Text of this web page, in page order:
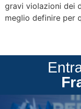
gravi violazioni dei
meglio definire per